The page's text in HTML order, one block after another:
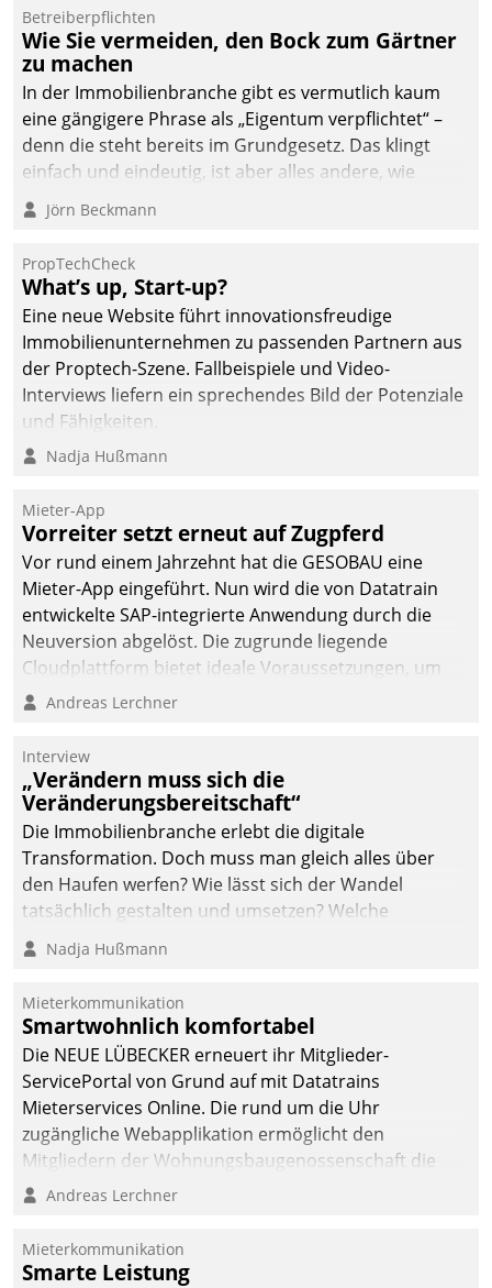
Betreiberpflichten
Wie Sie vermeiden, den Bock zum Gärtner
zu machen
In der Immobilienbranche gibt es vermutlich kaum
eine gängigere Phrase als „Eigentum verpflichtet“ –
denn die steht bereits im Grundgesetz. Das klingt
einfach und eindeutig, ist aber alles andere, wie
Branchenbeschäftigte wissen. Denn mit der
Verantwortung folgen Verpflichtungen.
Jörn Beckmann
PropTechCheck
What’s up, Start-up?
Eine neue Website führt innovationsfreudige
Immobilienunternehmen zu passenden Partnern aus
der Proptech-Szene. Fallbeispiele und Video-
Interviews liefern ein sprechendes Bild der Potenziale
und Fähigkeiten.
Nadja Hußmann
Mieter-App
Vorreiter setzt erneut auf Zugpferd
Vor rund einem Jahrzehnt hat die GESOBAU eine
Mieter-App eingeführt. Nun wird die von Datatrain
entwickelte SAP-integrierte Anwendung durch die
Neuversion abgelöst. Die zugrunde liegende
Cloudplattform bietet ideale Voraussetzungen, um
die Funktionalität der App zu erweitern und weitere
integrieren.
Andreas Lerchner
Interview
„Verändern muss sich die
Veränderungsbereitschaft“
Die Immobilienbranche erlebt die digitale
Transformation. Doch muss man gleich alles über
den Haufen werfen? Wie lässt sich der Wandel
tatsächlich gestalten und umsetzen? Welche
Argumente zählen wirklich?
Nadja Hußmann
Mieterkommunikation
Smartwohnlich komfortabel
Die NEUE LÜBECKER erneuert ihr Mitglieder-
ServicePortal von Grund auf mit Datatrains
Mieterservices Online. Die rund um die Uhr
zugängliche Webapplikation ermöglicht den
Mitgliedern der Wohnungs­bau­genossenschaft die
Kontaktaufnahme per Smartphone, Tablet oder PC.
Andreas Lerchner
Mieterkommunikation
Smarte Leistung